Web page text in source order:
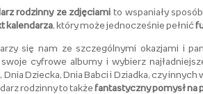
rodzinny ze zdjęciami to wspaniały
kalendarza , który może jednocześnie pełnić
się nam ze szczególnymi okazjami i
cyfrowe albumy i wybierz
Dnia Dziecka, Dnia Babci i Dziadka, czy
rodzinny to także fantastyczny pomysł na